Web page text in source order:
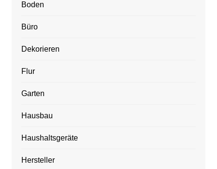
Boden
Büro
Dekorieren
Flur
Garten
Hausbau
Haushaltsgeräte
Hersteller